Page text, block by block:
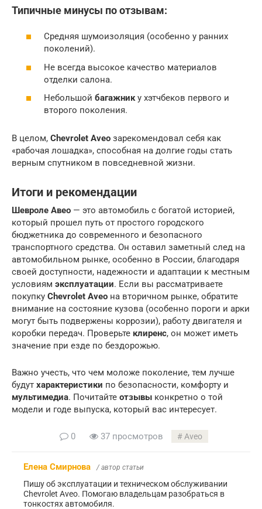
Типичные минусы поотзывам:
Средняя шумоизоляция (особенно у ранних
поколений).
Не всегда высокое качество материалов
отделки салона.
Небольшой багажнику хэтчбеков первого и
второго поколения.
В целом, Chevrolet Aveo зарекомендовал себя как
«рабочая лошадка», способная на долгие годы стать
верным спутником в повседневной жизни.
Итоги и рекомендации
Шевроле Авео — это автомобиль с богатой историей,
который прошел путь от простого городского
бюджетника до современного и безопасного
транспортного средства. Он оставил заметный след на
автомобильном рынке, особенно в России, благодаря
своей доступности, надежности и адаптации к местным
условиям эксплуатации. Если вы рассматриваете
покупку Chevrolet Aveo на вторичном рынке, обратите
внимание на состояние кузова (особенно пороги и арки
могут быть подвержены коррозии), работу двигателя и
коробки передач. Проверьте клиренс, он может иметь
значение при езде по бездорожью.
Важно учесть, что чем моложе поколение, тем лучше
будут характеристики по безопасности, комфорту и
мультимедиа. Почитайте отзывы конкретно о той
модели и годе выпуска, который вас интересует.
0 37 просмотров Aveo
Елена Смирнова / автор статьи
Пишу об эксплуатации и техническом обслуживании
Chevrolet Aveo. Помогаю владельцам разобраться в
тонкостях автомобиля.